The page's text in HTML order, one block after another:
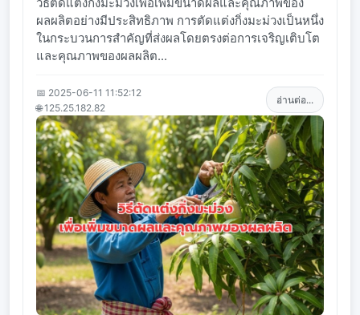
ผลผลิตอย่างมีประสิทธิภาพ การตัดแต่งกิ่งมะม่วงเป็นหนึ่ง
ในกระบวนการสำคัญที่ส่งผลโดยตรงต่อการเจริญเติบโต
และคุณภาพของผลผลิต...
📅 2025-06-11 11:52:12
🌐 125.25.182.82
อ่านต่อ...